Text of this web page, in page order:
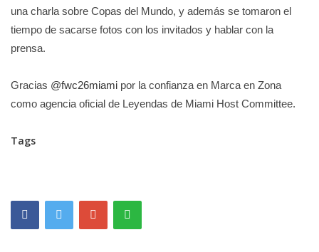
una charla sobre Copas del Mundo, y además se tomaron el
tiempo de sacarse fotos con los invitados y hablar con la
prensa.
Gracias @fwc26miami por la confianza en Marca en Zona
como agencia oficial de Leyendas de Miami Host Committee.
Tags